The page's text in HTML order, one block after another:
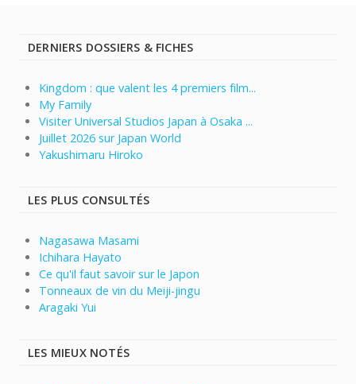
DERNIERS DOSSIERS & FICHES
Kingdom : que valent les 4 premiers film...
My Family
Visiter Universal Studios Japan à Osaka ...
Juillet 2026 sur Japan World
Yakushimaru Hiroko
LES PLUS CONSULTÉS
Nagasawa Masami
Ichihara Hayato
Ce qu'il faut savoir sur le Japon
Tonneaux de vin du Meiji-jingu
Aragaki Yui
LES MIEUX NOTÉS